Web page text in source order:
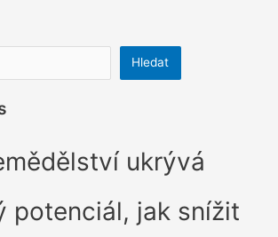
Hledat
ukrývá
potenciál, jak snížit